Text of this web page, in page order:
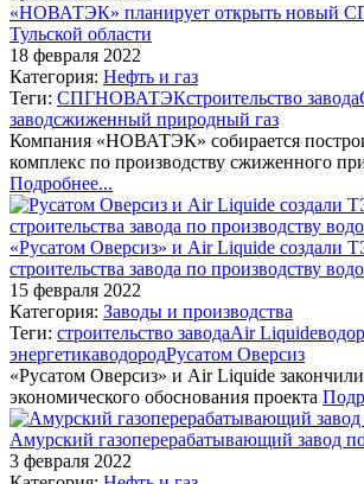
«НОВАТЭК» планирует открыть новый
Тульской области
18 февраля 2022
Категория: Нефть и газ
Теги: СПГНОВАТЭКстроительство завода
заводсжиженный природный газ
Компания «НОВАТЭК» собирается
комплекс по производству сжиженного
Подробнее...
«Русатом Оверсиз» и Air Liquide создали
строительства завода по производству
15 февраля 2022
Категория: Заводы и производства
Теги: строительство заводаAir Liquide
энергетикаводородРусатом Оверсиз
«Русатом Оверсиз» и Air Liquide
экономического обоснования проекта
Амурский газоперерабатывающий завод
3 февраля 2022